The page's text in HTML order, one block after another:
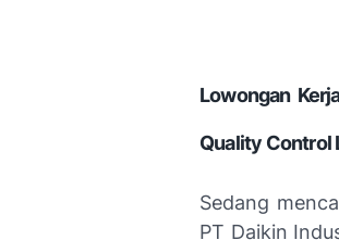
Lowongan
Quality Control
Sedang
PT Daikin